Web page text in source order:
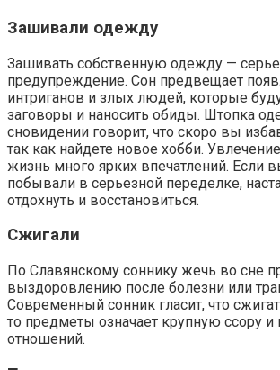
Зашивали одежду
Зашивать собственную одежду —
предупреждение. Сон предвещает
интриганов и злых людей, которые
заговоры и наносить обиды. Штопка
сновидении говорит, что скоро вы
так как найдете новое хобби.
жизнь много ярких впечатлений. Если
побывали в серьезной переделке,
отдохнуть и восстановиться.
Сжигали
По Славянскому соннику жечь во сне
выздоровлению после болезни или
Современный сонник гласит, что
то предметы означает крупную ссору
отношений.